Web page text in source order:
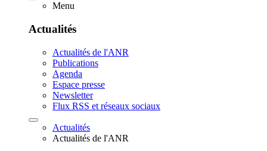
Menu
Actualités
Actualités de l'ANR
Publications
Agenda
Espace presse
Newsletter
Flux RSS et réseaux sociaux
Actualités
Actualités de l'ANR